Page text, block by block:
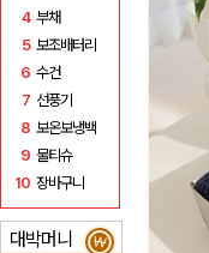
4 부채
5 보조배터리
6 수건
7 선풍기
8 보온보냉백
9 물티슈
10 장바구니
대박머니 ₩